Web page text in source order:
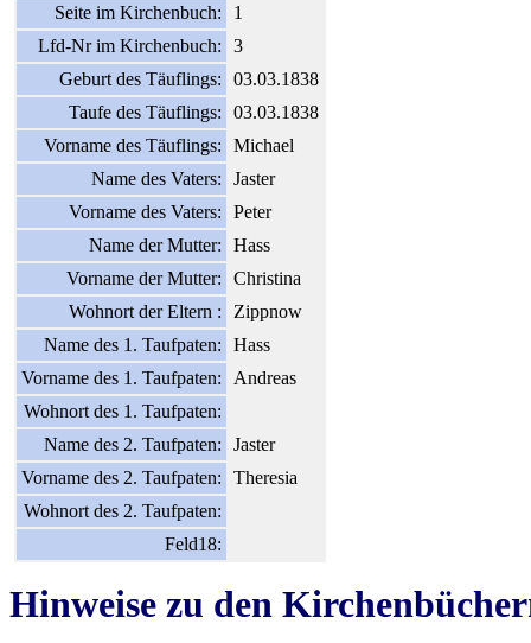
Seite im Kirchenbuch:
1
Lfd-Nr im Kirchenbuch:
3
Geburt des Täuflings:
03.03.1838
Taufe des Täuflings:
03.03.1838
Vorname des Täuflings:
Michael
Name des Vaters:
Jaster
Vorname des Vaters:
Peter
Name der Mutter:
Hass
Vorname der Mutter:
Christina
Wohnort der Eltern :
Zippnow
Name des 1. Taufpaten:
Hass
Vorname des 1. Taufpaten:
Andreas
Wohnort des 1. Taufpaten:
Name des 2. Taufpaten:
Jaster
Vorname des 2. Taufpaten:
Theresia
Wohnort des 2. Taufpaten:
Feld18:
Hinweise zu den